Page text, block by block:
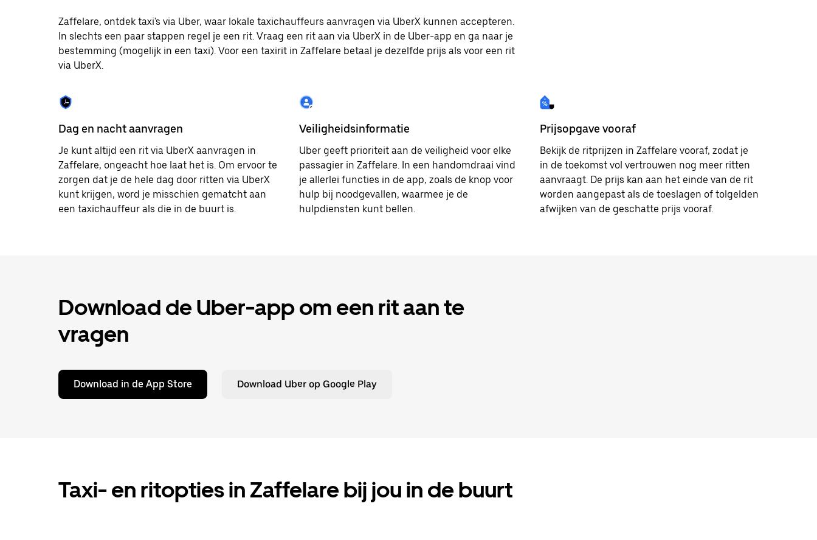
om
de
agenda
te
sluiten.
Zaffelare, ontdek taxi's via Uber, waar lokale taxichauffeurs aanvragen via UberX kunnen accepteren.
In slechts een paar stappen regel je een rit. Vraag een rit aan via UberX in de Uber-app en ga naar je
bestemming (mogelijk in een taxi). Voor een taxirit in Zaffelare betaal je dezelfde prijs als voor een rit
via UberX.
Dag en nacht aanvragen
Je kunt altijd een rit via UberX aanvragen in
Zaffelare, ongeacht hoe laat het is. Om ervoor te
zorgen dat je de hele dag door ritten via UberX
kunt krijgen, word je misschien gematcht aan
een taxichauffeur als die in de buurt is.
Veiligheidsinformatie
Uber geeft prioriteit aan de veiligheid voor elke
passagier in Zaffelare. In een handomdraai vind
je allerlei functies in de app, zoals de knop voor
hulp bij noodgevallen, waarmee je de
hulpdiensten kunt bellen.
Prijsopgave vooraf
Bekijk de ritprijzen in Zaffelare vooraf, zodat je
in de toekomst vol vertrouwen nog meer ritten
aanvraagt. De prijs kan aan het einde van de rit
worden aangepast als de toeslagen of tolgelden
afwijken van de geschatte prijs vooraf.
Download de Uber-app om een rit aan te
vragen
Download in de App Store Download Uber op Google Play
Taxi- en ritopties in Zaffelare bij jou in de buurt